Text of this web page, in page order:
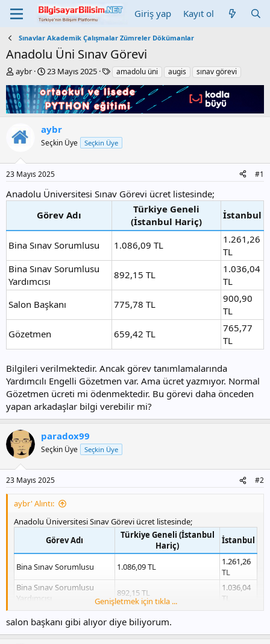
Giriş yap Kayıt ol
Sınavlar Akademik Çalışmalar Zümreler Dökümanlar
Anadolu Üni Sınav Görevi
K
n
b
u
u
b
a
l
a
t
aybr
B
ş
l
a
g
ı
a
r
i
h
23 Mayıs 2025
E
i
k
e
l
e
amadolu üni augis sınav görevi
aybr
Seçkin Üye Seçkin Üye
23 Mayıs 2025 #1
Anadolu Üniversitesi Sınav Görevi ücret listesinde;
Görev Adı
Türkiye Geneli
(İstanbul Hariç)
İstanbul
Bina Sınav Sorumlusu 1.086,09 TL
1.261,26
TL
Bina Sınav Sorumlusu
Yardımcısı
892,15 TL
1.036,04
TL
Salon Başkanı
775,78 TL
900,90
TL
Gözetmen
659,42 TL
765,77
TL
Bilgileri verilmektedir. Ancak görev tanımlamalarında
Yardımcılı Engelli Gözetmen var. Ama ücret yazmıyor. Normal
Gözetmen ücreti mi ödenmektedir. Bu görevi daha önceden
yapan arkadaşlar bilgi verebilir mi?
paradox99
Seçkin Üye Seçkin Üye
23 Mayıs 2025 #2
aybr' Alıntı:
Anadolu Üniversitesi Sınav Görevi ücret listesinde;
Görev Adı
Türkiye Geneli (İstanbul
Hariç)
İstanbul
Bina Sınav Sorumlusu 1.086,09 TL
1.261,26
TL
Bina Sınav Sorumlusu
Yardımcısı
892,15 TL
1.036,04
TL
Salon Başkanı
775,78 TL
900,90 TL
Gözetmen
659,42 TL
Genişletmek için tıkla ...
salon başkanı gibi alıyor diye biliyorum.